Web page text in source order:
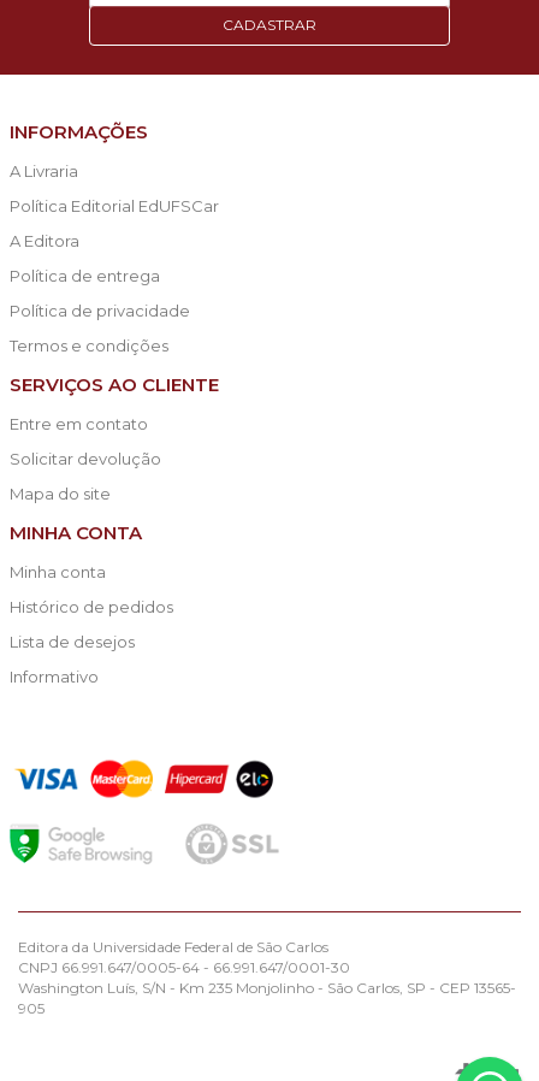
CADASTRAR
INFORMAÇÕES
A Livraria
Política Editorial EdUFSCar
A Editora
Política de entrega
Política de privacidade
Termos e condições
SERVIÇOS AO CLIENTE
Entre em contato
Solicitar devolução
Mapa do site
MINHA CONTA
Minha conta
Histórico de pedidos
Lista de desejos
Informativo
Editora da Universidade Federal de São Carlos
CNPJ 66.991.647/0005-64 - 66.991.647/0001-30
Washington Luís, S/N - Km 235 Monjolinho - São Carlos, SP - CEP 13565-
905